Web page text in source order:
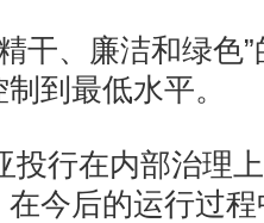
干、廉洁和绿色
到最低水平。
投行在内部治理
今后的运行过